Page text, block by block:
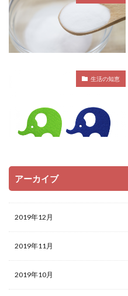
生活の知恵
アーカイブ
2019年12月
2019年11月
2019年10月